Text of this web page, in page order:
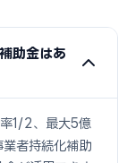
助金はあ
1/2、最大5億
業者持続化補助